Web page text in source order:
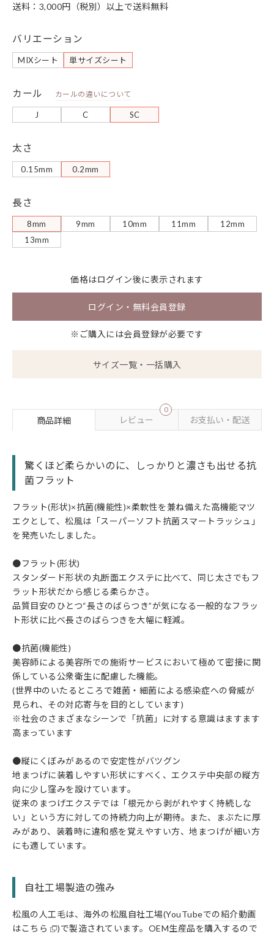
送料：3,000円（税別）以上で送料無料
バリエーション
MIXシート 単サイズシート
カール カールの違いについて
J C SC
太さ
0.15mm 0.2mm
長さ
8mm 9mm 10mm 11mm
12mm
13mm
価格はログイン後に表示されます
ログイン・無料会員登録
※ご購入には会員登録が必要です
サイズ一覧・一括購入
商品詳細 レビュー
0
お支払い・配送
驚くほど柔らかいのに、しっかりと濃さも出せる抗
菌フラット
フラット(形状)×抗菌(機能性)×柔軟性を兼ね備えた高機能マツ
エクとして、松風は「スーパーソフト抗菌スマートラッシュ」
を発売いたしました。
●フラット(形状)
スタンダード形状の丸断面エクステに比べて、同じ太さでもフ
ラット形状だから感じる柔らかさ。
品質目安のひとつ“長さのばらつき”が気になる一般的なフラッ
ト形状に比べ長さのばらつきを大幅に軽減。
●抗菌(機能性)
美容師による美容所での施術サービスにおいて極めて密接に関
係している公衆衛生に配慮した機能。
(世界中のいたるところで雑菌・細菌による感染症への脅威が
見られ、その対応寄与を目的としています)
※社会のさまざまなシーンで「抗菌」に対する意識はますます
高まっています
●縦にくぼみがあるので安定性がバツグン
地まつげに装着しやすい形状にすべく、エクステ中央部の縦方
向に少し窪みを設けています。
従来のまつげエクステでは「根元から剥がれやすく持続しな
い」という方に対しての持続力向上が期待。また、まぶたに厚
みがあり、装着時に違和感を覚えやすい方、地まつげが細い方
にも適しています。
自社工場製造の強み
松風の人工毛は、海外の松風自社工場(YouTubeでの紹介動画
はこちら
)で製造されています。OEM生産品を購入するので